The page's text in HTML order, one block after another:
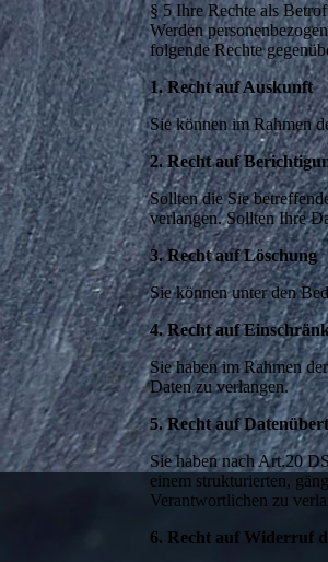
§ 5 Ihre Rechte als
Werden
folgende Rechte
1. Recht auf Auskunft
Sie können im Rahmen
2. Recht auf
Sollten die Sie
verlangen. Sollten Ihre
3. Recht auf Löschung
Sie können unter den
4. Recht auf
Sie haben im Rahmen
Daten zu verlangen.
5. Recht auf
Sie haben nach Art.20
einem strukturierten,
Verantwortlichen zu
6. Recht auf Widerruf